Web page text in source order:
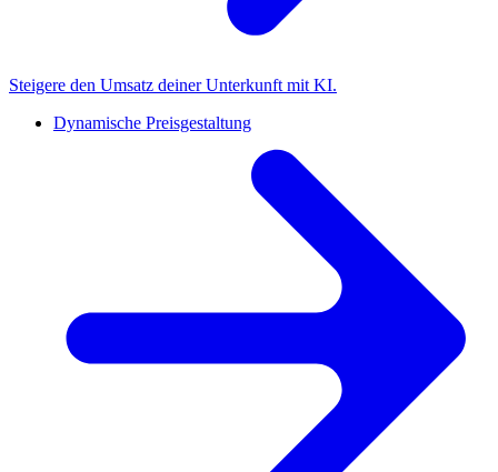
Steigere den Umsatz deiner Unterkunft mit KI.
Dynamische Preisgestaltung